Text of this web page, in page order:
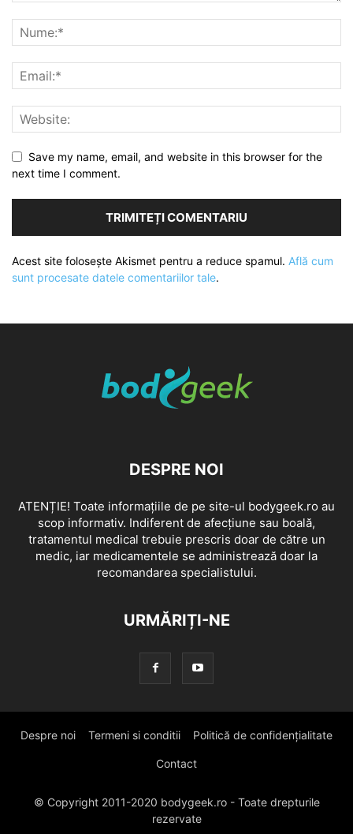
Save my name, email, and website in this browser for the
next time I comment.
Acest site folosește Akismet pentru a reduce spamul. Află cum
sunt procesate datele comentariilor tale.
DESPRE NOI
ATENȚIE! Toate informațiile de pe site-ul bodygeek.ro au
scop informativ. Indiferent de afecțiune sau boală,
tratamentul medical trebuie prescris doar de către un
medic, iar medicamentele se administrează doar la
recomandarea specialistului.
URMĂRIȚI-NE
Despre noi Termeni si conditii Politică de confidențialitate
Contact
© Copyright 2011-2020 bodygeek.ro - Toate drepturile
rezervate